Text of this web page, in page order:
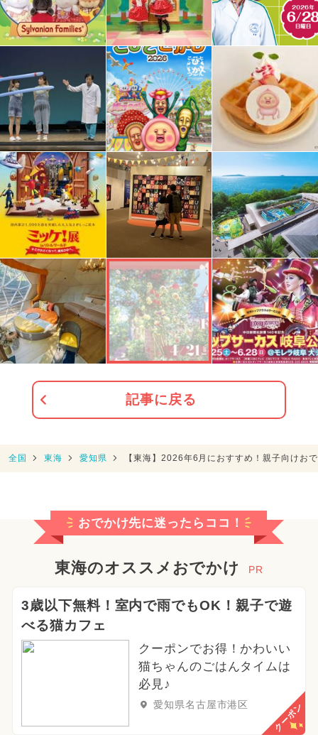
記事に戻る
全国 東海 愛知県 【東海】2026年6月におすすめ！親子向けお
おでかけ先に迷ったらココ！
東海のオススメおでかけ PR
3歳以下無料！室内で雨でもOK！親子で遊
べる猫カフェ
クーポンでお得！かわいい
猫ちゃんのごはんタイムは
必見♪
愛知県名古屋市港区 クーポン